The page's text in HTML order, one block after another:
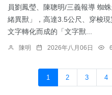
員劉鳳瑩、陳聰明/三義報導 蜘
緒異獸」，高達3.5公尺、穿梭
文字轉化而成的「文字獸...
陳明 2026年八月06日
1 2 3 4